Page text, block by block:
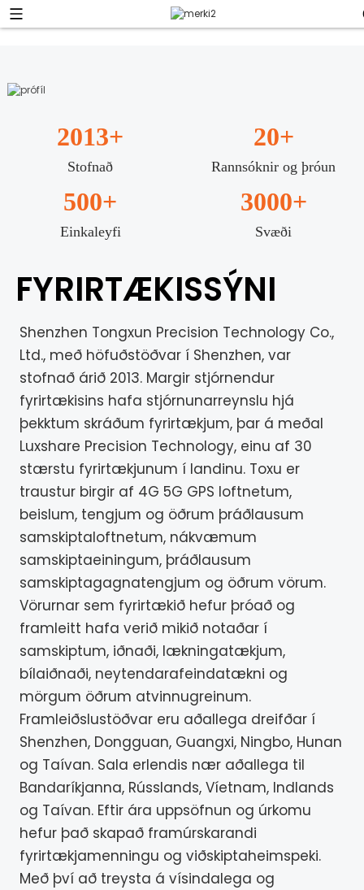
2013+
Stofnað
20+
Rannsóknir og þróun
500+
Einkaleyfi
3000+
Svæði
FYRIRTÆKISSÝNI
Shenzhen Tongxun Precision Technology Co.,
Ltd., með höfuðstöðvar í Shenzhen, var
stofnað árið 2013. Margir stjórnendur
fyrirtækisins hafa stjórnunarreynslu hjá
þekktum skráðum fyrirtækjum, þar á meðal
Luxshare Precision Technology, einu af 30
stærstu fyrirtækjunum í landinu. Toxu er
traustur birgir af 4G 5G GPS loftnetum,
beislum, tengjum og öðrum þráðlausum
samskiptaloftnetum, nákvæmum
samskiptaeiningum, þráðlausum
samskiptagagnatengjum og öðrum vörum.
Vörurnar sem fyrirtækið hefur þróað og
framleitt hafa verið mikið notaðar í
samskiptum, iðnaði, lækningatækjum,
bílaiðnaði, neytendarafeindatækni og
mörgum öðrum atvinnugreinum.
Framleiðslustöðvar eru aðallega dreifðar í
Shenzhen, Dongguan, Guangxi, Ningbo, Hunan
og Taívan. Sala erlendis nær aðallega til
Bandaríkjanna, Rússlands, Víetnam, Indlands
og Taívan. Eftir ára uppsöfnun og úrkomu
hefur það skapað framúrskarandi
fyrirtækjamenningu og viðskiptaheimspeki.
Með því að treysta á vísindalega og